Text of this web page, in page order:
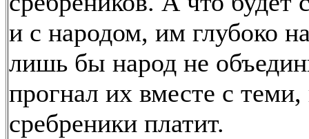
и с народом, им глубоко
лишь бы народ не
прогнал их вместе с теми,
сребреники платит.